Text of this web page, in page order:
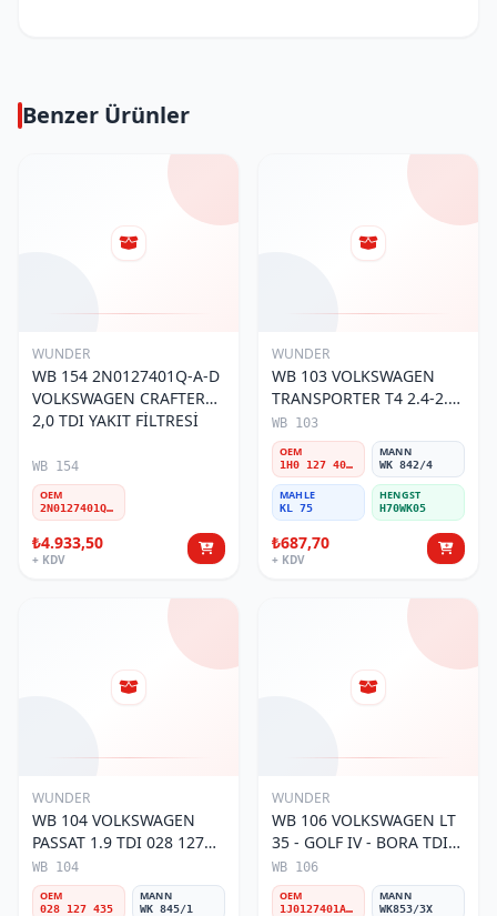
Benzer Ürünler
WUNDER
WB 154 2N0127401Q-A-D
VOLKSWAGEN CRAFTER
2,0 TDI YAKIT FİLTRESİ
WB 154
OEM
2N0127401Q-A-D
₺4.933,50
+ KDV
WUNDER
WB 103 VOLKSWAGEN
TRANSPORTER T4 2.4-2.5
MOTOR- CADDY E.M 1H0
127 401 C Yakıt/Mazot
Filtresi
WB 103
OEM
1H0 127 401 C
MANN
WK 842/4
MAHLE
KL 75
HENGST
H70WK05
₺687,70
+ KDV
WUNDER
WB 104 VOLKSWAGEN
PASSAT 1.9 TDI 028 127
435 Yakıt/Mazot Filtresi
WB 104
OEM
028 127 435
MANN
WK 845/1
WUNDER
WB 106 VOLKSWAGEN LT
35 - GOLF IV - BORA TDI
1J0 127 401 Yakıt/Mazot
Filtresi
WB 106
OEM
1J0127401A/2D0127399/1J0127399A
MANN
WK853/3X